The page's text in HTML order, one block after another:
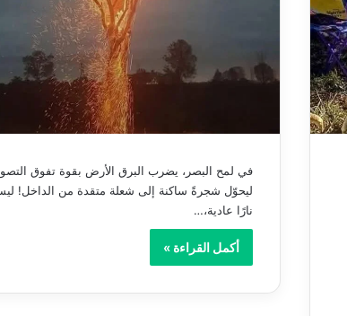
في لمح البصر، يضرب البرق الأرض بقوة تفوق
ليحوّل شجرةً ساكنة إلى شعلة متقدة من الداخل!
نارًا عادية،…
أكمل القراءة »